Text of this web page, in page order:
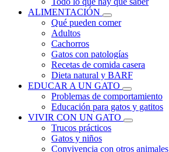
ALIMENTACIÓN
Qué pueden comer
Adultos
Cachorros
Gatos con patologías
Recetas de comida casera
Dieta natural y BARF
EDUCAR A UN GATO
Problemas de comportamiento
Educación para gatos y gatitos
VIVIR CON UN GATO
Trucos prácticos
Gatos y niños
Convivencia con otros animales